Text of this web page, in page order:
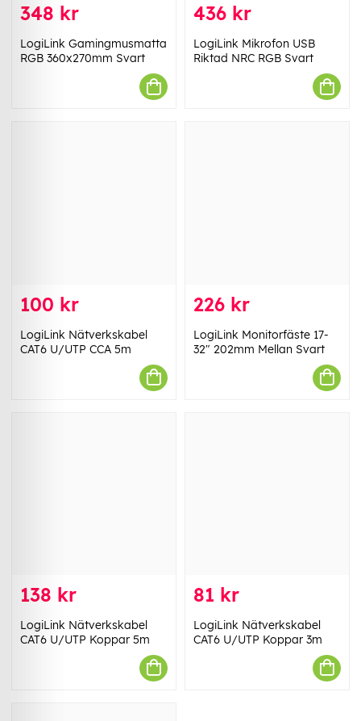
348 kr
LogiLink Gamingmusmatta
RGB 360x270mm Svart
436 kr
LogiLink Mikrofon USB
Riktad NRC RGB Svart
100 kr
LogiLink Nätverkskabel
CAT6 U/UTP CCA 5m
226 kr
LogiLink Monitorfäste 17-
32" 202mm Mellan Svart
138 kr
LogiLink Nätverkskabel
CAT6 U/UTP Koppar 5m
81 kr
LogiLink Nätverkskabel
CAT6 U/UTP Koppar 3m